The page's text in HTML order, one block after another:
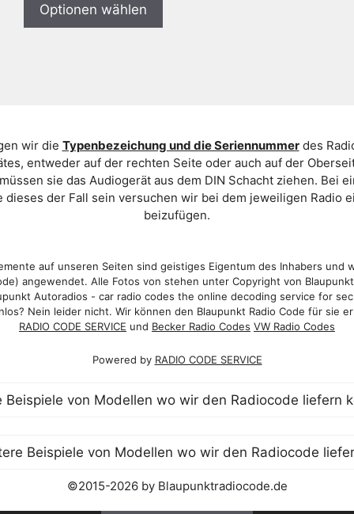
Optionen wählen
wir die Typenbezeichung und die Seriennummerdes
entweder auf der rechten Seite oder auch auf der
sie das Audiogerät aus dem DIN Schacht ziehen. Bei
der Fall sein versuchen wir bei dem jeweiligen Radio
beizufügen.
auf unseren Seiten sind geistiges Eigentum des Inhabers und
angewendet. Alle Fotos von stehen unter Copyright von
Autoradios - car radio codes the online decoding service for
Nein leider nicht. Wir können den Blaupunkt Radio Code für sie
RADIO CODE SERVICE und Becker Radio Codes VW Radio Codes
Powered by RADIO CODE SERVICE
©2015-2026 by Blaupunktradiocode.de